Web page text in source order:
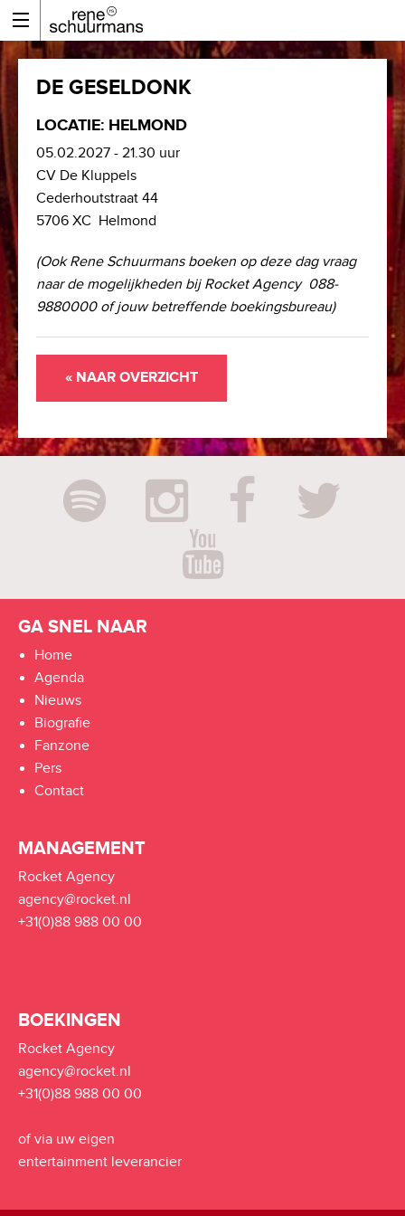
DE GESELDONK
LOCATIE: HELMOND
05.02.2027 - 21.30 uur
CV De Kluppels
Cederhoutstraat 44
5706 XC Helmond
(Ook Rene Schuurmans boeken op deze dag vraag
naar de mogelijkheden bij Rocket Agency 088-
9880000 of jouw betreffende boekingsbureau)
« NAAR OVERZICHT
GA SNEL NAAR
Home
Agenda
Nieuws
Biografie
Fanzone
Pers
Contact
MANAGEMENT
Rocket Agency
agency@rocket.nl
+31(0)88 988 00 00
BOEKINGEN
Rocket Agency
agency@rocket.nl
+31(0)88 988 00 00
of via uw eigen
entertainment leverancier